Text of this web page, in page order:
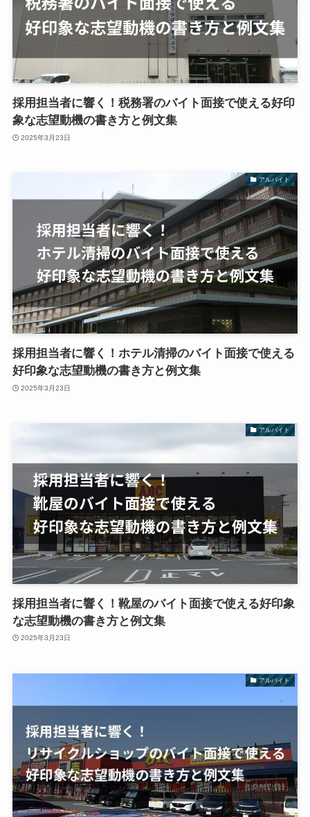
採用担当者に響く！税務署のバイト面接で使える好印
象な志望動機の書き方と例文集
2025年3月23日
アルバイト
採用担当者に響く！ホテル清掃のバイト面接で使える
好印象な志望動機の書き方と例文集
2025年3月23日
アルバイト
採用担当者に響く！靴屋のバイト面接で使える好印象
な志望動機の書き方と例文集
2025年3月23日
アルバイト